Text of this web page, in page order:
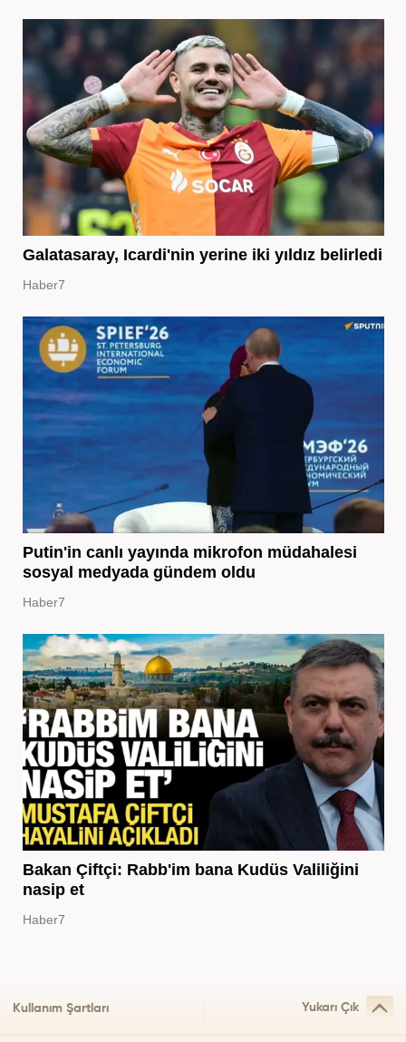
Galatasaray, Icardi'nin yerine iki yıldız belirledi
Haber7
Putin'in canlı yayında mikrofon müdahalesi
sosyal medyada gündem oldu
Haber7
Bakan Çiftçi: Rabb'im bana Kudüs Valiliğini
nasip et
Haber7
Kullanım Şartları Yukarı Çık